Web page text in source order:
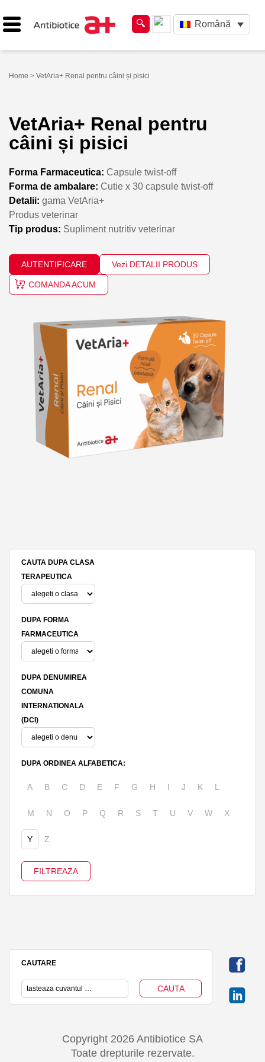
Română
Home > VetAria+ Renal pentru câini și pisici
VetAria+ Renal pentru
câini și pisici
Forma Farmaceutica: Capsule twist-off
Forma de ambalare: Cutie x 30 capsule twist-off
Detalii: gama VetAria+
Produs veterinar
Tip produs: Supliment nutritiv veterinar
AUTENTIFICARE Vezi DETALII PRODUS
COMANDA ACUM
CAUTA DUPA CLASA
TERAPEUTICA
DUPA FORMA
FARMACEUTICA
DUPA DENUMIREA
COMUNA
INTERNATIONALA
(DCI)
DUPA ORDINEA ALFABETICA:
A B C D E F G H I J K L
M N O P Q R S T U V W X
Y Z
CAUTARE
Copyright 2026 Antibiotice SA
Toate drepturile rezervate.